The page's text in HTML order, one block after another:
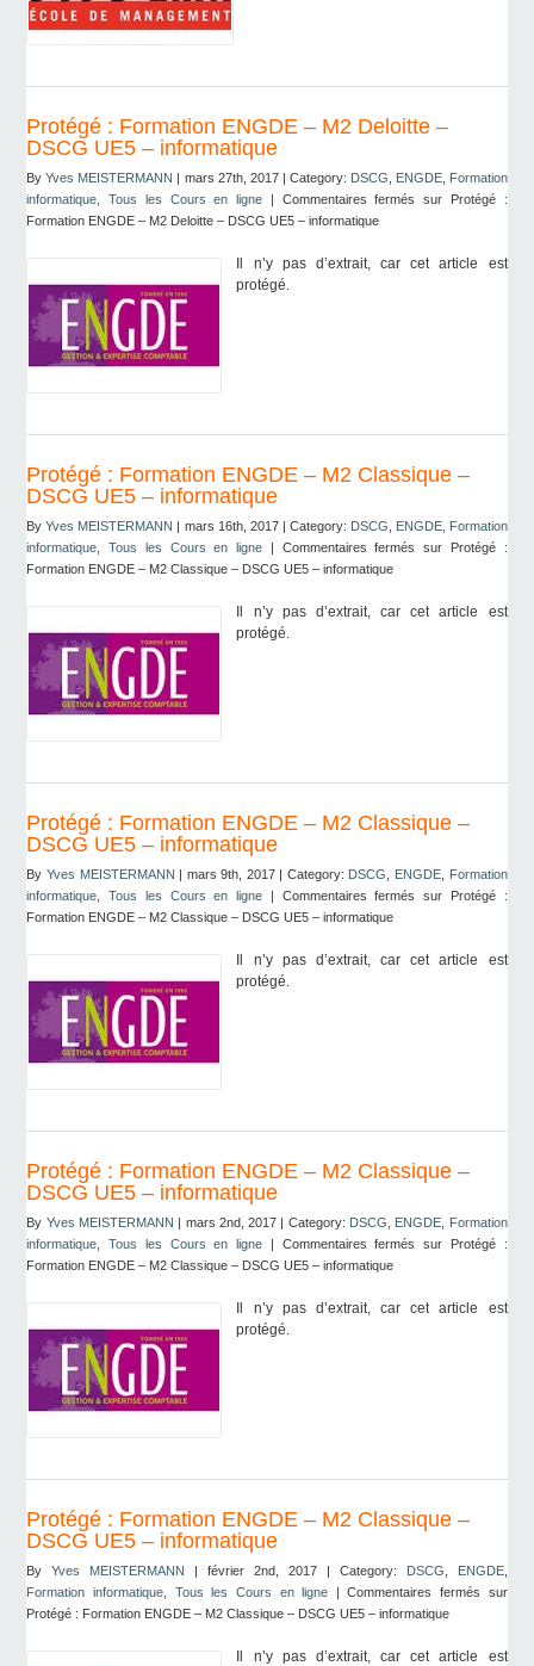
Protégé : Formation ENGDE – M2 Deloitte –
DSCG UE5 – informatique
ByYves MEISTERMANN | mars 27th, 2017 | Category: DSCG ENGDE, Formation
informatique ,Tous les Cours en ligne | Commentaires fermés
sur Protégé :
Formation ENGDE – M2 Deloitte – DSCG UE5 – informatique
Il n’y pas d’extrait, car cet article est
protégé.
Protégé : Formation ENGDE – M2 Classique –
DSCG UE5 – informatique
ByYves MEISTERMANN | mars 16th, 2017 | Category: DSCG ENGDE, Formation
informatique ,Tous les Cours en ligne | Commentaires fermés
sur Protégé :
Formation ENGDE – M2 Classique – DSCG UE5 – informatique
Il n’y pas d’extrait, car cet article est
protégé.
Protégé : Formation ENGDE – M2 Classique –
DSCG UE5 – informatique
By Yves MEISTERMANN | mars 9th, 2017 | Category: DSCG ENGDE
Formation
informatique ,Tous les Cours en ligne | Commentaires fermés
sur Protégé :
Formation ENGDE – M2 Classique – DSCG UE5 – informatique
Il n’y pas d’extrait, car cet article est
protégé.
Protégé : Formation ENGDE – M2 Classique –
DSCG UE5 – informatique
By Yves MEISTERMANN | mars 2nd, 2017 | Category: DSCG ENGDE
Formation
informatique ,Tous les Cours en ligne | Commentaires fermés
sur Protégé :
Formation ENGDE – M2 Classique – DSCG UE5 – informatique
Il n’y pas d’extrait, car cet article est
protégé.
Protégé : Formation ENGDE – M2 Classique –
DSCG UE5 – informatique
ByYves MEISTERMANN | février 2nd, 2017 | Category: DSCG ENGDE,
Formation informatique
Tous les Cours en ligne |Commentaires fermés sur
Protégé : Formation ENGDE – M2 Classique – DSCG UE5 – informatique
Il n’y pas d’extrait, car cet article est